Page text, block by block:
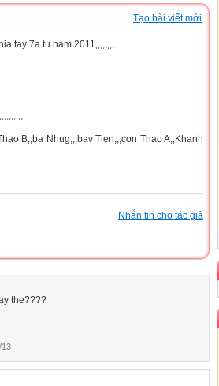
Tạo bài viết mới
tay 7a tu nam 2011,,,,,,,,
B,,ba Nhug,,,bav Tien,,,con Thao A,,Khanh
Nhắn tin cho tác giả
the????
13